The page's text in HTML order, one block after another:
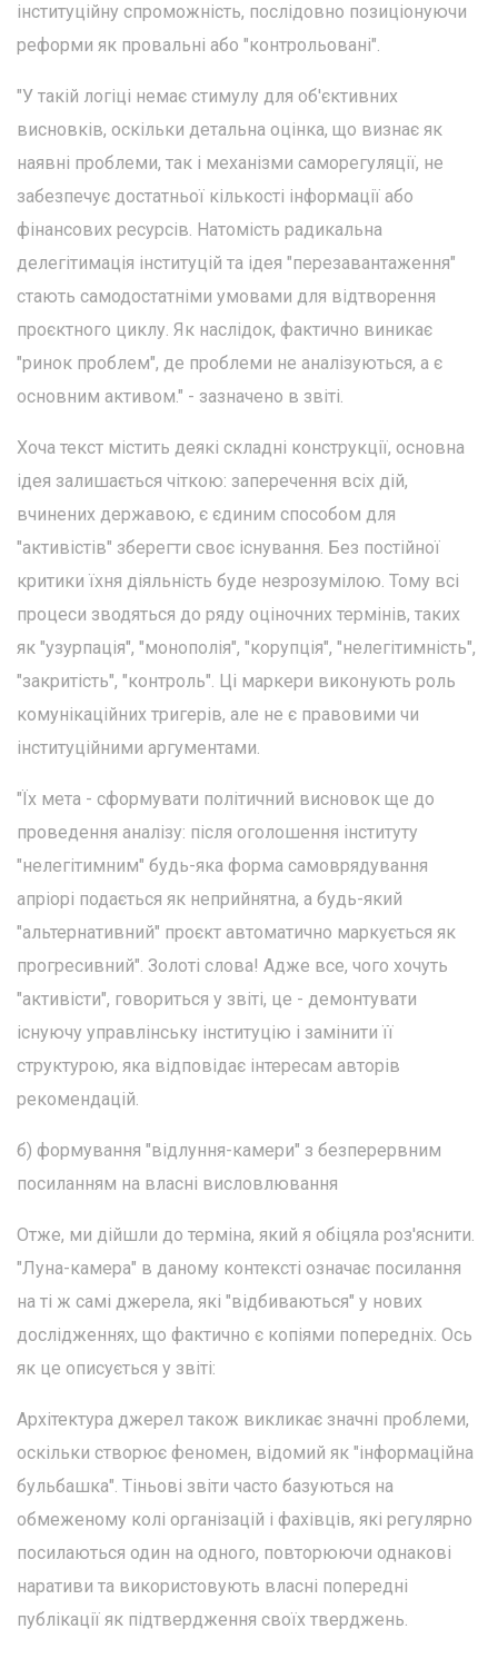
інституційну спроможність, послідовно позиціонуючи
реформи як провальні або "контрольовані".
"У такій логіці немає стимулу для об'єктивних
висновків, оскільки детальна оцінка, що визнає як
наявні проблеми, так і механізми саморегуляції, не
забезпечує достатньої кількості інформації або
фінансових ресурсів. Натомість радикальна
делегітимація інституцій та ідея "перезавантаження"
стають самодостатніми умовами для відтворення
проєктного циклу. Як наслідок, фактично виникає
"ринок проблем", де проблеми не аналізуються, а є
основним активом." - зазначено в звіті.
Хоча текст містить деякі складні конструкції, основна
ідея залишається чіткою: заперечення всіх дій,
вчинених державою, є єдиним способом для
"активістів" зберегти своє існування. Без постійної
критики їхня діяльність буде незрозумілою. Тому всі
процеси зводяться до ряду оціночних термінів, таких
як "узурпація", "монополія", "корупція", "нелегітимність",
"закритість", "контроль". Ці маркери виконують роль
комунікаційних тригерів, але не є правовими чи
інституційними аргументами.
"Їх мета - сформувати політичний висновок ще до
проведення аналізу: після оголошення інституту
"нелегітимним" будь-яка форма самоврядування
апріорі подається як неприйнятна, а будь-який
"альтернативний" проєкт автоматично маркується як
прогресивний". Золоті слова! Адже все, чого хочуть
"активісти", говориться у звіті, це - демонтувати
існуючу управлінську інституцію і замінити її
структурою, яка відповідає інтересам авторів
рекомендацій.
б) формування "відлуння-камери" з безперервним
посиланням на власні висловлювання
Отже, ми дійшли до терміна, який я обіцяла роз'яснити.
"Луна-камера" в даному контексті означає посилання
на ті ж самі джерела, які "відбиваються" у нових
дослідженнях, що фактично є копіями попередніх. Ось
як це описується у звіті:
Архітектура джерел також викликає значні проблеми,
оскільки створює феномен, відомий як "інформаційна
бульбашка". Тіньові звіти часто базуються на
обмеженому колі організацій і фахівців, які регулярно
посилаються один на одного, повторюючи однакові
наративи та використовують власні попередні
публікації як підтвердження своїх тверджень.